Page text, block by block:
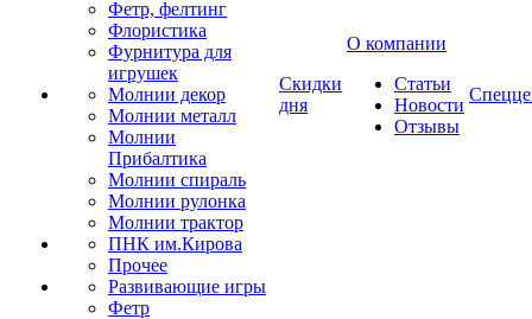
Фетр, фелтинг
Флористика
Фурнитура для
игрушек
Молнии декор
Молнии металл
Молнии
Прибалтика
Молнии спираль
Молнии рулонка
Молнии трактор
ПНК им.Кирова
Прочее
Развивающие игры
Фетр
Скидки
дня
О компании
Статьи
Новости
Отзывы